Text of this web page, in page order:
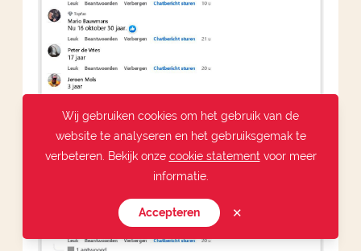
Wij gebruiken cookies om het gebruik van de
website te analyseren en het gebruiksgemak te
verbeteren. Bekijk onze cookie statement voor meer
informatie.
Accepteren ✕